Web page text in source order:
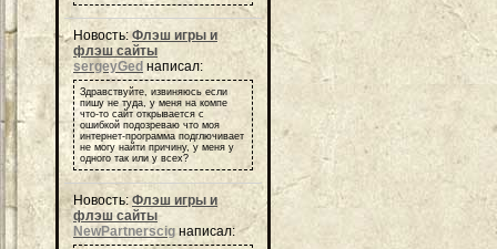
Новость:Флэш игры и
флэш сайты
sergeyGed написал:
Здравствуйте, извиняюсь если
пишу не туда, у меня на компе
что-то сайт открывается с
ошибкой подозреваю что моя
интернет-программа подглючивает
не могу найти причину, у меня у
одного так или у всех?
Новость: Флэш игры и
флэш сайты
NewPartnerscig написал: